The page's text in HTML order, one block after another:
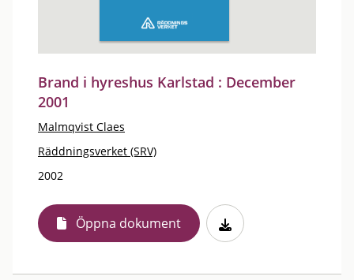
Brand i hyreshus Karlstad : December
2001
Malmqvist Claes
Räddningsverket (SRV)
2002
Öppna dokument